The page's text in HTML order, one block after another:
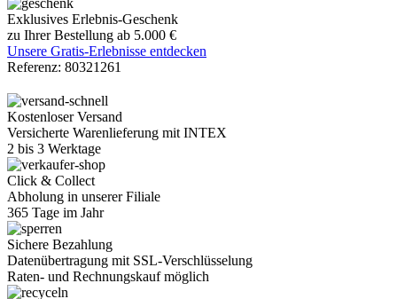
Exklusives Erlebnis-Geschenk
zu Ihrer Bestellung ab 5.000 €
Unsere Gratis-Erlebnisse entdecken
Referenz: 80321261
Kostenloser Versand
Versicherte Warenlieferung mit INTEX
2 bis 3 Werktage
Click & Collect
Abholung in unserer Filiale
365 Tage im Jahr
Sichere Bezahlung
Datenübertragung mit SSL-Verschlüsselung
Raten- und Rechnungskauf möglich